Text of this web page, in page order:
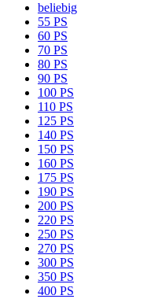
beliebig
55 PS
60 PS
70 PS
80 PS
90 PS
100 PS
110 PS
125 PS
140 PS
150 PS
160 PS
175 PS
190 PS
200 PS
220 PS
250 PS
270 PS
300 PS
350 PS
400 PS